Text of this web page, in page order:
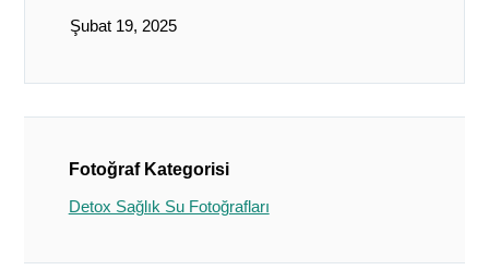
Şubat 19, 2025
Fotoğraf Kategorisi
Detox Sağlık Su Fotoğrafları